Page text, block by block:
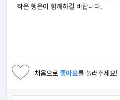
작은 행운이 함께하길 바랍니다.
처음으로좋아요를 눌러주세요!